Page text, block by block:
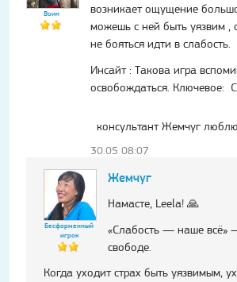
Воин
возникает ощущение
можешь с ней быть уязвим ,
не бояться идти в слабость.
Инсайт : Такова игра
освобождаться.
консультант Жемчуг люблю
30.05 08:07
Бесформенный
игрок
Жемчуг
Намасте, Leela! 🙏
«Слабость — наше всё»
свободе.
Когда уходит страх быть уязвимым,